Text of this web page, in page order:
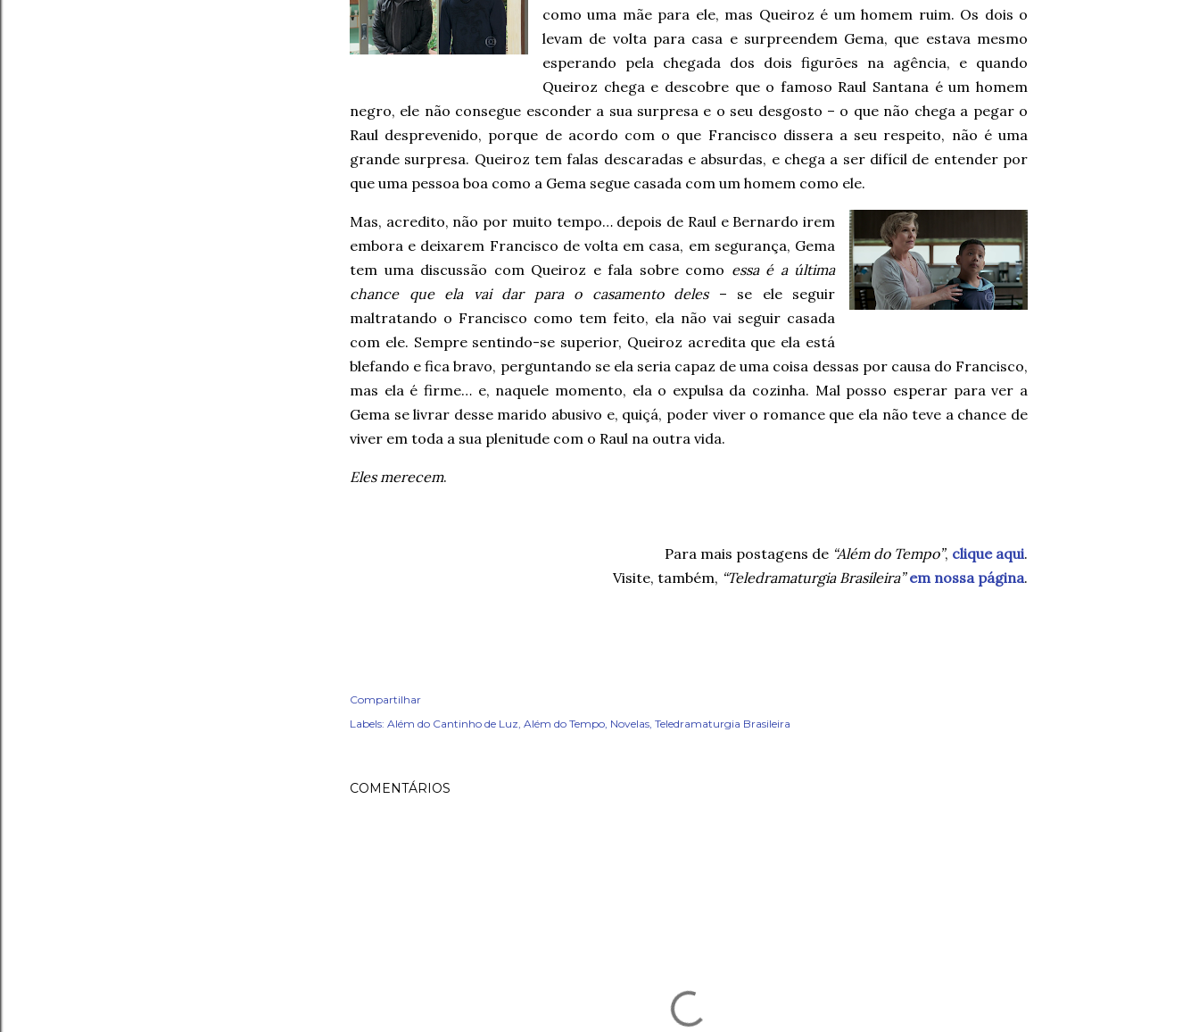
como uma mãe para ele, mas Queiroz é um homem ruim. Os dois o
levam de volta para casa e surpreendem Gema, que estava mesmo
esperando pela chegada dos dois figurões na agência, e quando
Queiroz chega e descobre que o famoso Raul Santana é um homem
negro, ele não consegue esconder a sua surpresa e o seu desgosto – o que não chega a pegar o
Raul desprevenido, porque de acordo com o que Francisco dissera a seu respeito, não é uma
grande surpresa. Queiroz tem falas descaradas e absurdas, e chega a ser difícil de entender por
que uma pessoa boa como a Gema segue casada com um homem como ele.
Mas, acredito, não por muito tempo… depois de Raul e Bernardo irem
embora e deixarem Francisco de volta em casa, em segurança, Gema
tem uma discussão com Queiroz e fala sobre como essa é a última
chance que ela vai dar para o casamento deles– se ele seguir
maltratando o Francisco como tem feito, ela não vai seguir casada
com ele. Sempre sentindo-se superior, Queiroz acredita que ela está
blefando e fica bravo, perguntando se ela seria capaz de uma coisa dessas por causa do Francisco,
mas ela é firme… e, naquele momento, ela o expulsa da cozinha. Mal posso esperar para ver a
Gema se livrar desse marido abusivo e, quiçá, poder viver o romance que ela não teve a chance de
viver em toda a sua plenitude com o Raul na outra vida.
Eles merecem.
Para mais postagens de “Além do Tempo”, clique aqui.
Visite, também, “Teledramaturgia Brasileira” em nossa página.
Compartilhar
Labels: Além do Cantinho de Luz Além do Tempo Novelas Teledramaturgia Brasileira
COMENTÁRIOS